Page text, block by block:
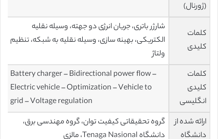
(ژورنال)
کلمات
کلیدی
شارژر باتری، جریان انرژی دو جهته، وسیله نقلیه
الکتریکی، بهینه سازی، وسیله نقلیه به شبکه، تنظیم
ولتاژ
کلمات
کلیدی
انگلیسی
Battery charger – Bidirectional power flow –
Electric vehicle – Optimization – Vehicle to
grid – Voltage regulation
ارائه شده از
دانشگاه
گروه تحقیقاتی کیفیت توان، گروه مهندسی برق،
دانشگاه Tenaga Nasional، مالزی